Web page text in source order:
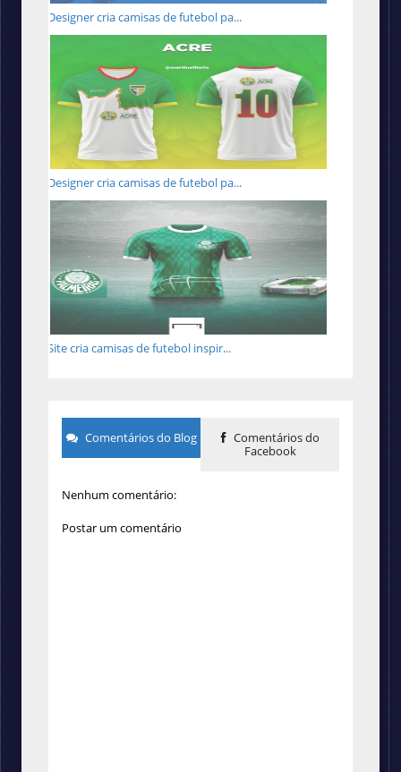
Designer cria camisas de futebol pa...
Designer cria camisas de futebol pa...
Site cria camisas de futebol inspir...
Comentários do Blog
Comentários do
Facebook
Nenhum comentário:
Postar um comentário